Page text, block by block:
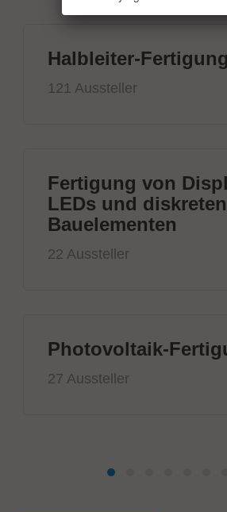
Halbleiter-Fertigung
121 Aussteller
Fertigung von
LEDs und diskreten
Bauelementen
22 Aussteller
Photovoltaik-
27 Aussteller